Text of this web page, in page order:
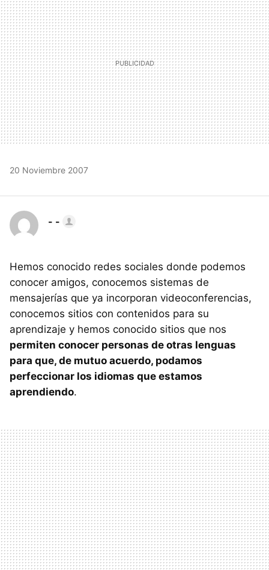
20 Noviembre 2007
- -
Hemos conocido redes sociales donde podemos
conocer amigos, conocemos sistemas de
mensajerías que ya incorporan videoconferencias,
conocemos sitios con contenidos para su
aprendizaje y hemos conocido sitios que nos
permiten conocer personas de otras lenguas
para que, de mutuo acuerdo, podamos
perfeccionar los idiomas que estamos
aprendiendo.